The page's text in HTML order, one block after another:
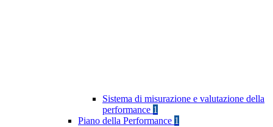
Sistema di misurazione e valutazione della
performance 1
Piano della Performance 1